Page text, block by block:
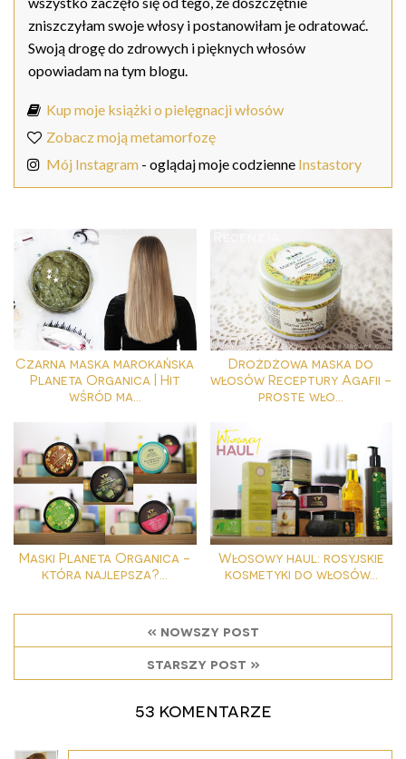
zniszczyłam swoje włosy i postanowiłam je odratować.
Swoją drogę do zdrowych i pięknych włosów
opowiadam na tym blogu.
Kup moje książki o pielęgnacji włosów
Zobacz moją metamorfozę
Mój Instagram - oglądaj moje codzienne Instastory
Czarna maska marokańska
Planeta Organica | Hit
wśród ma...
Drożdżowa maska do
włosów Receptury Agafii -
proste wło...
Maski Planeta Organica -
która najlepsza?...
Włosowy haul: rosyjskie
kosmetyki do włosów...
« nowszy post
starszy post »
53 komentarze